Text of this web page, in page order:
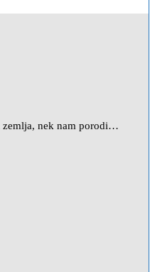
zemlja, nek nam porodi…